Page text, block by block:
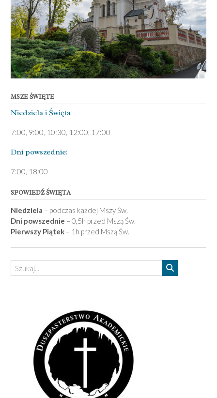
MSZE ŚWIĘTE
Niedziela ­i Święta
7:00, 9:00, 10:30, 12:00, 17:00
Dni pows­zednie:
7­:00, 18:00­
SPOWIEDŹ ŚWIĘTA
Niedziela – podczas każdej Mszy Św.
Dni powszednie – 0,5h przed Mszą Św.
Pierwszy Piątek – 1h przed Mszą Św.